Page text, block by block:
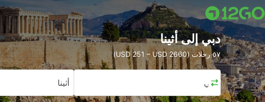
دبي إلى أثينا
٥٧ رحلات (USD 251 – USD 2660)
دبي أثينا